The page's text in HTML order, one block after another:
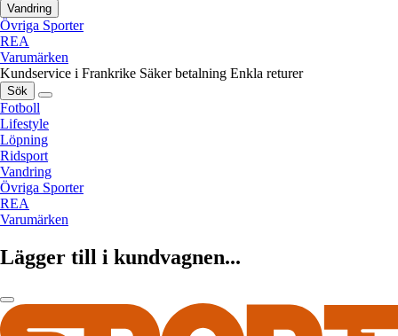
Vandring
Övriga Sporter
REA
Varumärken
Kundservice i Frankrike Säker betalning Enkla returer
Sök
Fotboll
Lifestyle
Löpning
Ridsport
Vandring
Övriga Sporter
REA
Varumärken
Lägger till i kundvagnen...